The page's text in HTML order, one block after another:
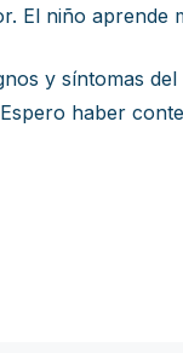
El niño aprende
y síntomas
haber